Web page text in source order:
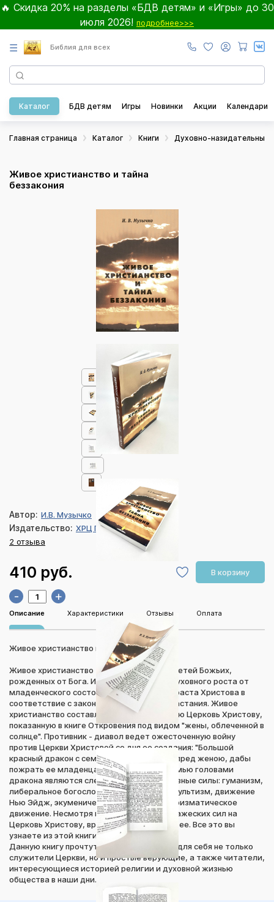
🔥 Скидка 20% на разделы «БДВ детям» и «Игры» до 30
июля 2026! подробнее>>>
☰ Библия для всех
Каталог БДВ детям Игры Новинки Акции Календари
Главная страница Каталог Книги Духовно-назидательные
Живое христианство и тайна
беззакония
Автор: И.В. Музычко
Издательство: ХРЦ Протестант
2 отзыва
410 руб. В корзину
- +
Описание Характеристики Отзывы Оплата
Живое христианство и тайна беззакония
Живое христианство - это совокупность детей Божьих,
рожденных от Бога. Им присущ процесс духовного роста от
младенческого состояния до полного возраста Христова в
соответствие с законами духовного возрастания. Живое
христианство составляет истинную, живую Церковь Христову,
показанную в книге Откровения под видом "жены, облеченной в
солнце". Противник - диавол ведет ожесточенную войну
против Церкви Христовой со дня ее создания: "Большой
красный дракон с семью головами... стал пред женою, дабы
пожрать ее младенца". Сегодня этими семью головами
дракона являются следующие деструктивные силы: гуманизм,
либеральное богословие, модернизм, оккультизм, движение
Нью Эйдж, экуменическое движение и харизматическое
движение. Несмотря на все атаки этих вражеских сил на
Церковь Христову, врата ада не одолеют ее. Все это вы
узнаете из этой книги.
Данную книгу прочтут с большой пользой для себя не только
служители Церкви, но и простые верующие, а также читатели,
интересующиеся историей религии и духовной жизнью
общества в наши дни.